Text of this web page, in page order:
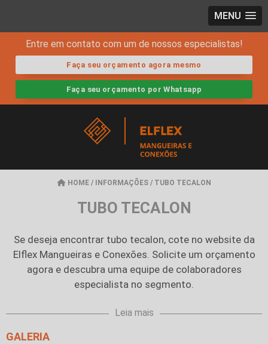
MENU
Entre em contato com um de nossos especialistas!
Faça seu orçamento agora mesmo
Faça seu orçamento por Whatsapp
HOME / INFORMAÇÕES / TUBO TECALON
TUBO TECALON
Se deseja encontrar tubo tecalon, cote no website da
Elflex Mangueiras e Conexões. Solicite um orçamento
agora e descubra uma equipe de colaboradores
especialista no segmento.
Leia mais
GALERIA